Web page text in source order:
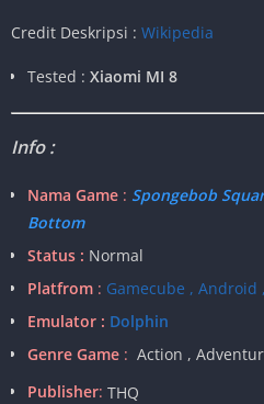
Credit Deskripsi : Wikipedia
Tested : Xiaomi MI 8
Info :
Nama Game : Spongebob
Bottom
Status : Normal
Platfrom : Gamecube , Android
Emulator : Dolphin
Genre Game : Action ,
Publisher: THQ